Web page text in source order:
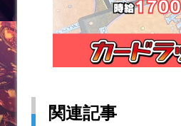
関連記事